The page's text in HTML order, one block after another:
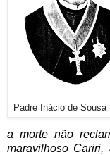
Padre Inácio de Sousa
a morte não
maravilhoso